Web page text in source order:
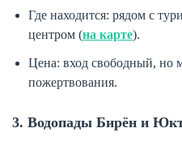
Где находится: рядом с
центром (на карте).
Цена: вход свободный, но
пожертвования.
3. Водопады Бирён и